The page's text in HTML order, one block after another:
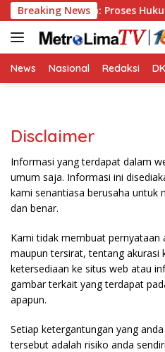
Langsung
ke
konten
Breaking News
Sandiaga: Proses
News Nasional Redaksi
Disclaimer
Informasi yang terdapat dalam
umum saja. Informasi ini
kami senantiasa berusaha untuk
dan benar.
Kami tidak membuat
maupun tersirat, tentang akurasi
ketersediaan ke situs web atau
gambar terkait yang terdapat
apapun.
Setiap ketergantungan yang
tersebut adalah risiko anda